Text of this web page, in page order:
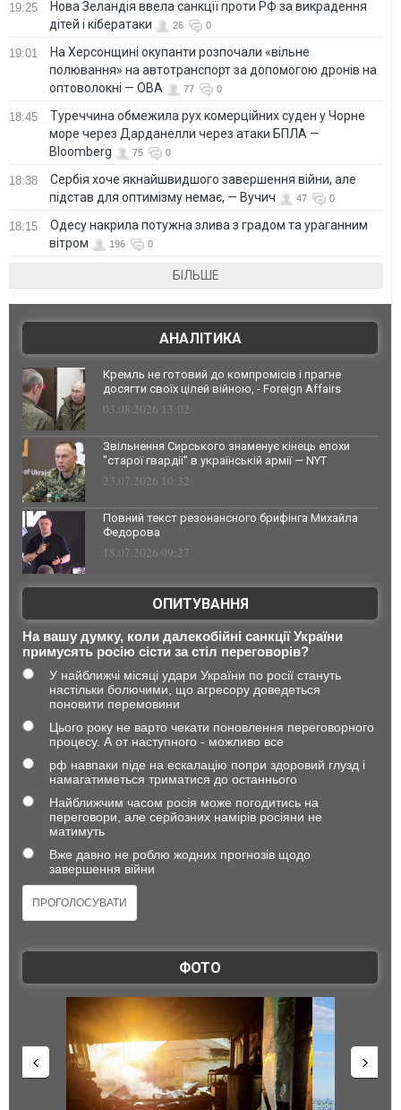
19:25
Нова Зеландія ввела санкції проти РФ за викрадення
дітей і кібератаки
26 0
19:01
На Херсонщині окупанти розпочали «вільне
полювання» на автотранспорт за допомогою дронів на
оптоволокні — ОВА
77 0
18:45
Туреччина обмежила рух комерційних суден у Чорне
море через Дарданелли через атаки БПЛА —
Bloomberg
75 0
18:38
Сербія хоче якнайшвидшого завершення війни, але
підстав для оптимізму немає, — Вучич
47 0
18:15
Одесу накрила потужна злива з градом та ураганним
вітром
196 0
БІЛЬШЕ
АНАЛІТИКА
Кремль не готовий до компромісів і прагне
досягти своїх цілей війною, - Foreign Affairs
03.08.2026 13:02
Звільнення Сирського знаменує кінець епохи
"старої гвардії" в українській армії — NYT
23.07.2026 10:32
Повний текст резонансного брифінга Михайла
Федорова
18.07.2026 09:27
ОПИТУВАННЯ
На вашу думку, коли далекобійні санкції України
примусять росію сісти за стіл переговорів?
У найближчі місяці удари України по росії стануть
настільки болючими, що агресору доведеться
поновити перемовини
Цього року не варто чекати поновлення переговорного
процесу. А от наступного - можливо все
рф навпаки піде на ескалацію попри здоровий глузд і
намагатиметься триматися до останнього
Найближчим часом росія може погодитись на
переговори, але серйозних намірів росіяни не
матимуть
Вже давно не роблю жодних прогнозів щодо
завершення війни
ФОТО